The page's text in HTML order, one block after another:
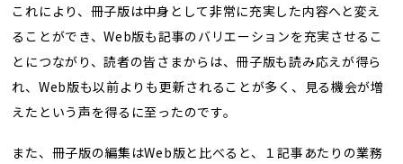
これにより、冊子版は中身として非常に充実した内容へと変え
ることができ、Web版も記事のバリエーションを充実させるこ
とにつながり、読者の皆さまからは、冊子版も読み応えが得ら
れ、Web版も以前よりも更新されることが多く、見る機会が増
えたという声を得るに至ったのです。
また、冊子版の編集はWeb版と比べると、１記事あたりの業務